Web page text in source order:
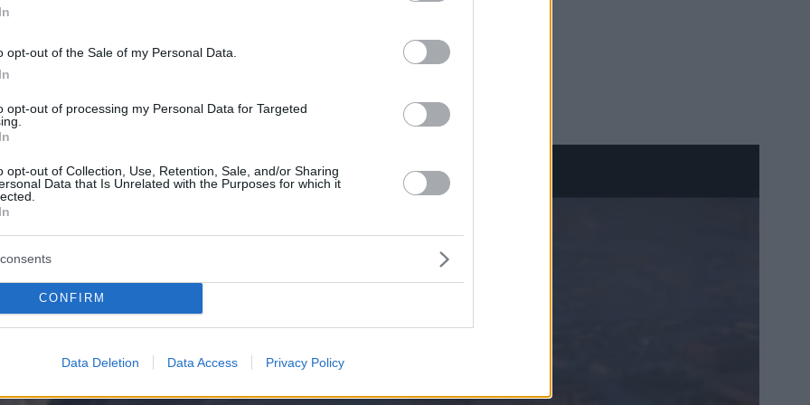
opt-out of the Sale of my Personal Data.
opt-out of processing my Personal Data for Targeted
opt-out of Collection, Use, Retention, Sale, and/or Sharing
Data that Is Unrelated with the Purposes for which it
CONFIRM
Data Deletion Data Access Privacy Policy
ρετιρέ με πανοραμική θέα προς τη θάλασσα και την
για τη σύγχρονη κατοίκηση: πιο ανοιχτή, πιο
πιο ήσυχη.